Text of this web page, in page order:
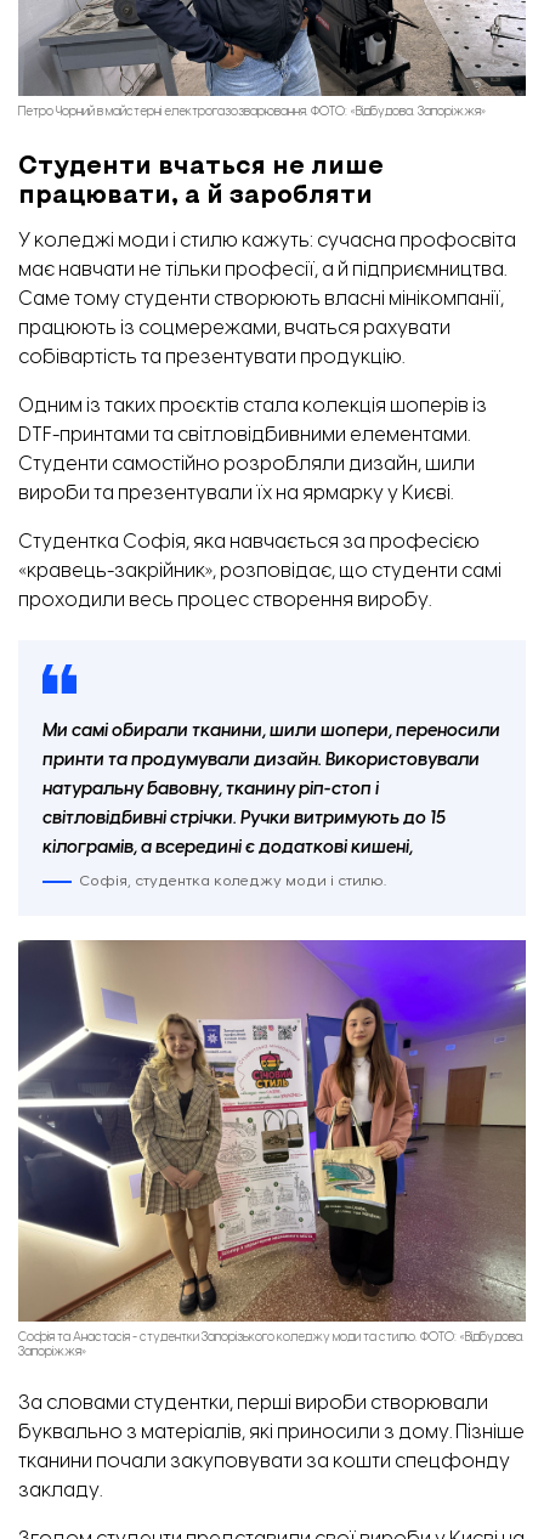
Запорізький професійний коледж моди і стилю та Запорізький професійний ліцей
автотранспорту
Петро Чорний в майстерні електрогазозварювання. ФОТО: «Відбудова. Запоріжжя»
Студенти вчаться не лише
працювати, а й заробляти
У коледжі моди і стилю кажуть: сучасна профосвіта
має навчати не тільки професії, а й підприємництва.
Саме тому студенти створюють власні мінікомпанії,
працюють із соцмережами, вчаться рахувати
собівартість та презентувати продукцію.
Одним із таких проєктів стала колекція шоперів із
DTF-принтами та світловідбивними елементами.
Студенти самостійно розробляли дизайн, шили
вироби та презентували їх на ярмарку у Києві.
Студентка Софія, яка навчається за професією
«кравець-закрійник», розповідає, що студенти самі
проходили весь процес створення виробу.
Ми самі обирали тканини, шили шопери, переносили
принти та продумували дизайн. Використовували
натуральну бавовну, тканину ріп-стоп і
світловідбивні стрічки. Ручки витримують до 15
кілограмів, а всередині є додаткові кишені,
Софія, студентка коледжу моди і стилю.
Софія та Анастасія - студентки Запорізького коледжу моди та стилю. ФОТО: «Відбудова.
Запоріжжя»
За словами студентки, перші вироби створювали
буквально з матеріалів, які приносили з дому. Пізніше
тканини почали закуповувати за кошти спецфонду
закладу.